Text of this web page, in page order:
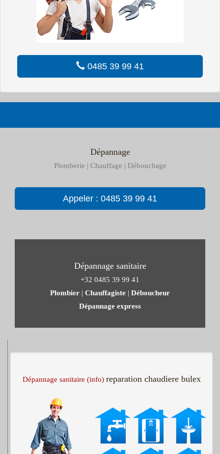
0485 39 99 41
Dépannage
Plomberie | Chauffage | Débouchage
Appeler : 0485 39 99 41
Dépannage sanitaire
+32 0485 39 99 41
Plombier | Chauffagiste | Déboucheur
Dépannage express
Dépannage sanitaire (info) reparation chaudiere bulex